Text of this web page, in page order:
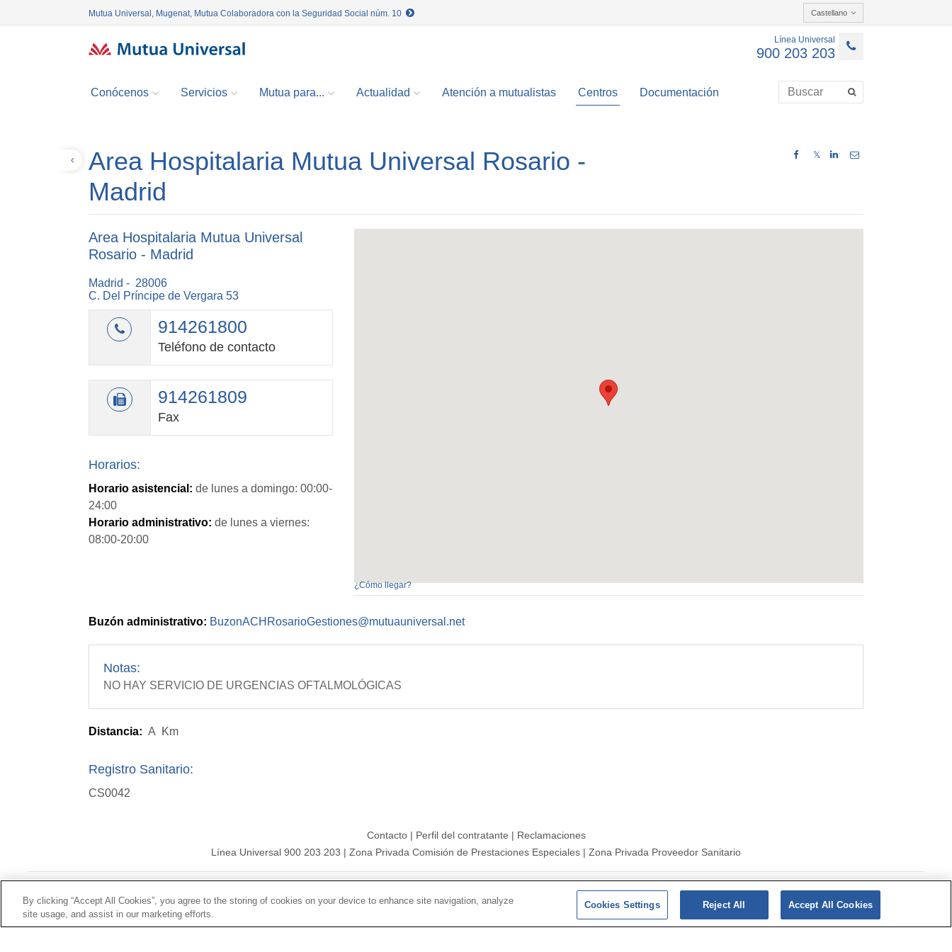
Mutua Universal, Mugenat, Mutua Colaboradora con la Seguridad Social núm. 10 Castellano
Línea Universal
900 203 203
Conócenos Servicios Mutua para... Actualidad Atención a mutualistas Centros Documentación
𝕏
Area Hospitalaria Mutua Universal Rosario -
Madrid
Area Hospitalaria Mutua Universal
Rosario - Madrid
Madrid - 28006
C. Del Príncipe de Vergara 53
914261800
Teléfono de contacto
914261809
Fax
Horarios:
Horario asistencial: de lunes a domingo: 00:00-
24:00
Horario administrativo: de lunes a viernes:
08:00-20:00
¿Cómo llegar?
Buzón administrativo: BuzonACHRosarioGestiones@mutuauniversal.net
Notas:
NO HAY SERVICIO DE URGENCIAS OFTALMOLÓGICAS
Distancia: A Km
Registro Sanitario:
CS0042
Contacto| Perfil del contratante | Reclamaciones
Línea Universal 900 203 203 | Zona Privada Comisión de Prestaciones Especiales | Zona Privada Proveedor Sanitario
Política de Protección de Datos | Politica de cookies
By clicking “Accept All Cookies”, you agree to the storing of cookies on your device to enhance site navigation, analyze
site usage, and assist in our marketing efforts.
Cookies Settings Reject All Accept All Cookies